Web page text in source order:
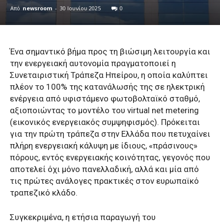
Από newsroom - 30 Ιουνίου 2025 0
Ένα σημαντικό βήμα προς τη βιώσιμη λειτουργία και
την ενεργειακή αυτονομία πραγματοποιεί η
Συνεταιριστική Τράπεζα Ηπείρου, η οποία καλύπτει
πλέον το 100% της κατανάλωσής της σε ηλεκτρική
ενέργεια από υφιστάμενο φωτοβολταϊκό σταθμό,
αξιοποιώντας το μοντέλο του virtual net metering
(εικονικός ενεργειακός συμψηφισμός). Πρόκειται
για την πρώτη τράπεζα στην Ελλάδα που πετυχαίνει
πλήρη ενεργειακή κάλυψη με ίδιους, «πράσινους»
πόρους, εντός ενεργειακής κοινότητας, γεγονός που
αποτελεί όχι μόνο πανελλαδική, αλλά και μία από
τις πρώτες ανάλογες πρακτικές στον ευρωπαϊκό
τραπεζικό κλάδο.
Συγκεκριμένα, η ετήσια παραγωγή του